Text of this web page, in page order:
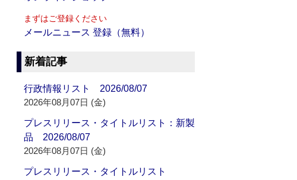
まずはご登録ください
メールニュース 登録（無料）
新着記事
行政情報リスト 2026/08/07
2026年08月07日 (金)
プレスリリース・タイトルリスト：新製
品 2026/08/07
2026年08月07日 (金)
プレスリリース・タイトルリスト